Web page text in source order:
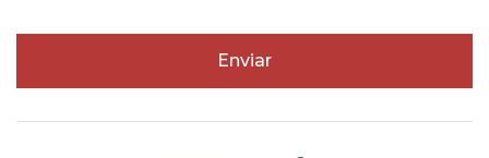
Enviar